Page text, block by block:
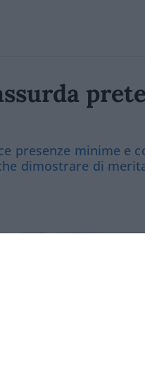
presenze minime e
dimostrare di